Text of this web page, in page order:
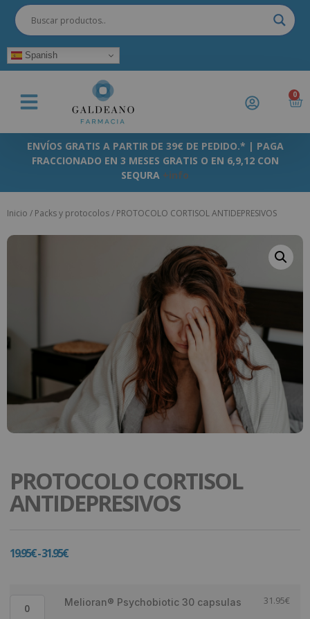
Spanish
0
ENVÍOS GRATIS A PARTIR DE 39€ DE PEDIDO.* | PAGA
FRACCIONADO EN 3 MESES GRATIS O EN 6,9,12 CON
SEQURA +info
Inicio / Packs y protocolos/ PROTOCOLO CORTISOL ANTIDEPRESIVOS
PROTOCOLO CORTISOL
ANTIDEPRESIVOS
19.95€-31.95€
Melioran® Psychobiotic 30 capsulas 31.95€